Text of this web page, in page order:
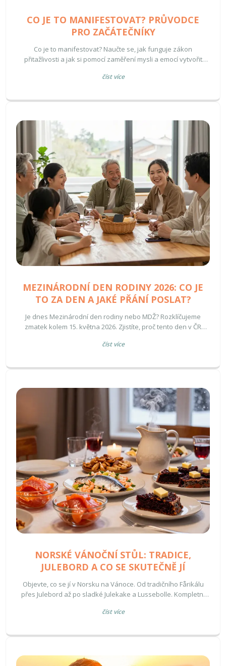
CO JE TO MANIFESTOVAT? PRŮVODCE
PRO ZAČÁTEČNÍKY
Co je to manifestovat? Naučte se, jak funguje zákon
přitažlivosti a jak si pomocí zaměření mysli a emocí vytvořit
číst více
MEZINÁRODNÍ DEN RODINY 2026: CO JE
TO ZA DEN A JAKÉ PŘÁNÍ POSLAT?
Je dnes Mezinárodní den rodiny nebo MDŽ? Rozklíčujeme
zmatek kolem 15. května 2026. Zjistíte, proč tento den v ČR
přání pro svou rodinu.
číst více
NORSKÉ VÁNOČNÍ STŮL: TRADICE,
JULEBORD A CO SE SKUTEČNĚ JÍ
Objevte, co se jí v Norsku na Vánoce. Od tradičního Fårikálu
přes Julebord až po sladké Julekake a Lussebolle. Kompletní
číst více